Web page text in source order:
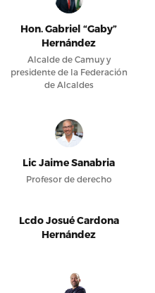
Hon. Gabriel “Gaby”
Hernández
Alcalde de Camuy y
presidente de la Federación
de Alcaldes
Lic Jaime Sanabria
Profesor de derecho
Lcdo Josué Cardona
Hernández